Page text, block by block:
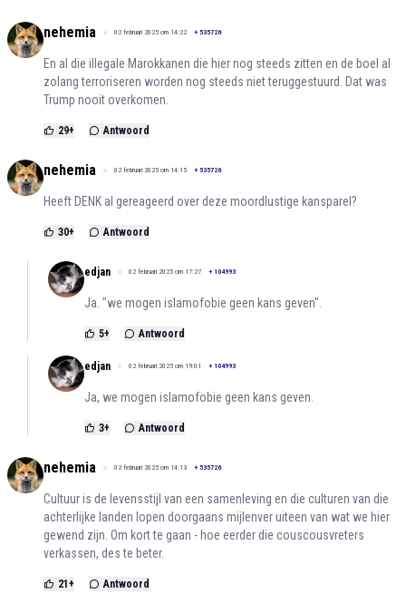
nehemia 02 februari 2025 om 14:22 + 535726
En al die illegale Marokkanen die hier nog steeds zitten en de boel al
zolang terroriseren worden nog steeds niet teruggestuurd. Dat was
Trump nooit overkomen.
29+ Antwoord
nehemia 02 februari 2025 om 14:15 + 535726
Heeft DENK al gereageerd over deze moordlustige kansparel?
30+ Antwoord
edjan 02 februari 2025 om 17:27 + 104993
Ja. "we mogen islamofobie geen kans geven".
5+ Antwoord
edjan 02 februari 2025 om 19:01 + 104993
Ja, we mogen islamofobie geen kans geven.
3+ Antwoord
nehemia 02 februari 2025 om 14:13 + 535726
Cultuur is de levensstijl van een samenleving en die culturen van die
achterlijke landen lopen doorgaans mijlenver uiteen van wat we hier
gewend zijn. Om kort te gaan - hoe eerder die couscousvreters
verkassen, des te beter.
21+ Antwoord